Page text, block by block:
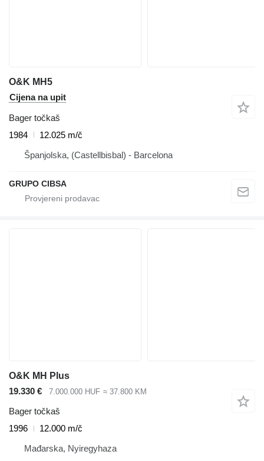
O&K MH5
Cijena na upit
Bager točkaš
1984
12.025 m/č
Španjolska, (Castellbisbal) - Barcelona
GRUPO CIBSA
O&K MH Plus
19.330 €
7.000.000 HUF ≈ 37.800 KM
Bager točkaš
1996
12.000 m/č
Mađarska, Nyiregyhaza